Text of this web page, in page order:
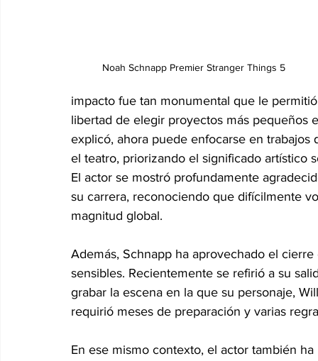
Noah Schnapp Premier Stranger Things 5
impacto fue tan monumental que le
libertad de elegir proyectos más
explicó, ahora puede enfocarse en
el teatro, priorizando el significado artístico
El actor se mostró profundamente
su carrera, reconociendo que difícilmente
magnitud global.
Además, Schnapp ha aprovechado el
sensibles. Recientemente se refirió a su
grabar la escena en la que su personaje,
requirió meses de preparación y varias
En ese mismo contexto, el actor también